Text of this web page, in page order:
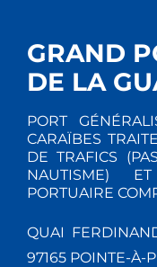
GRAND
DE LA
PORT
CARAÏBES
DE TRAFICS
NAUTISME)
PORTUAIRE
QUAI
97165 POINTE-À-